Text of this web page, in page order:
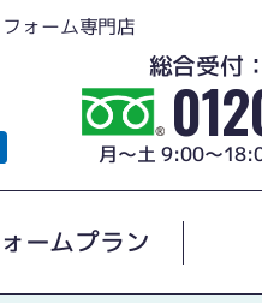
ォーム専門店
総合受付
月～土 9:00～
ームプラン